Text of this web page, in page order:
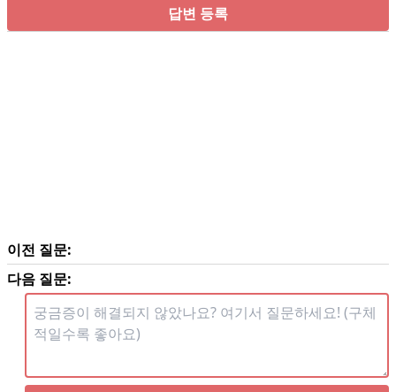
답변 등록
이전 질문:
다음 질문: